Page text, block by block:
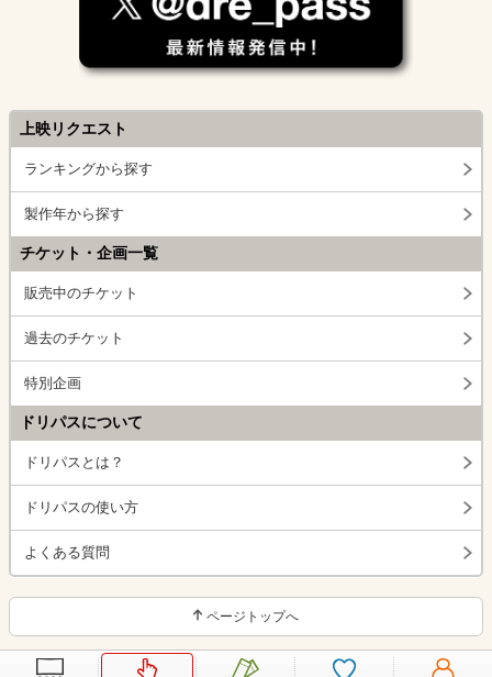
上映リクエスト
ランキングから探す
製作年から探す
チケット・企画一覧
販売中のチケット
過去のチケット
特別企画
ドリパスについて
ドリパスとは？
ドリパスの使い方
よくある質問
ページトップへ